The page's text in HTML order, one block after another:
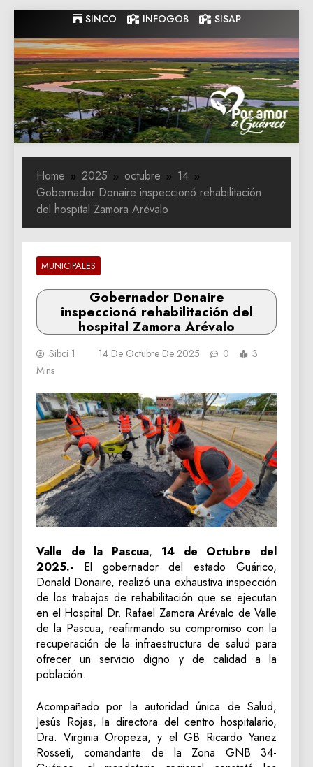
to
content
SINCO INFOGOB SISAP
Gobernacion
de Guarico
Gobernacion de Guarico
Home 2025 octubre
14
Gobernador Donaire inspeccionó rehabilitación
del hospital Zamora Arévalo
MUNICIPALES
Gobernador Donaire
inspeccionó rehabilitación del
hospital Zamora Arévalo
Sibci 1 14 De Octubre De 2025 0
3
Mins
Valle de la Pascua, 14 de Octubre del
2025.- El gobernador del estado Guárico,
Donald Donaire, realizó una exhaustiva inspección
de los trabajos de rehabilitación que se ejecutan
en el Hospital Dr. Rafael Zamora Arévalo de Valle
de la Pascua, reafirmando su compromiso con la
recuperación de la infraestructura de salud para
ofrecer un servicio digno y de calidad a la
población.
‎Acompañado por la autoridad única de Salud,
Jesús Rojas, la directora del centro hospitalario,
Dra. Virginia Oropeza, y el GB Ricardo Yanez
Rosseti, comandante de la Zona GNB 34-